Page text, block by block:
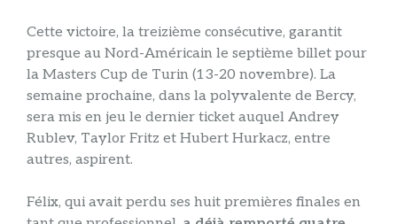
Cette victoire, la treizième consécutive, garantit
presque au Nord-Américain le septième billet pour
la Masters Cup de Turin (13-20 novembre). La
semaine prochaine, dans la polyvalente de Bercy,
sera mis en jeu le dernier ticket auquel Andrey
Rublev, Taylor Fritz et Hubert Hurkacz, entre
autres, aspirent.
Félix, qui avait perdu ses huit premières finales en